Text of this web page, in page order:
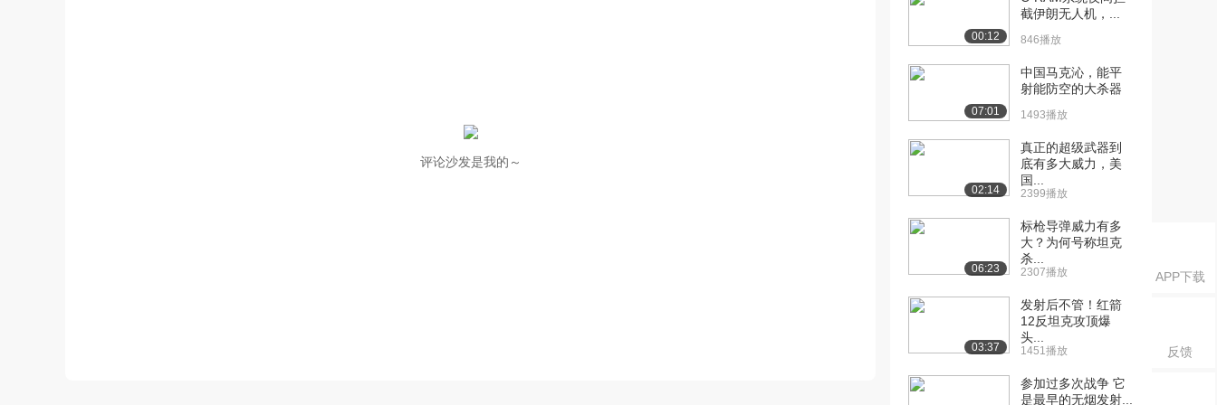
APP下载
反馈
评论沙发是我的～
00:12
截伊朗无人机，...
846播放
07:01
中国马克沁，能平
射能防空的大杀器
1493播放
02:14
真正的超级武器到
底有多大威力，美
国...
2399播放
06:23
标枪导弹威力有多
大？为何号称坦克
杀...
2307播放
03:37
发射后不管！红箭
12反坦克攻顶爆
头...
1451播放
参加过多次战争 它
是最早的无烟发射...